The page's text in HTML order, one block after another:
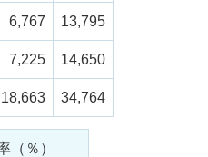
6,767 13,795
7,225 14,650
18,663 34,764
（％）